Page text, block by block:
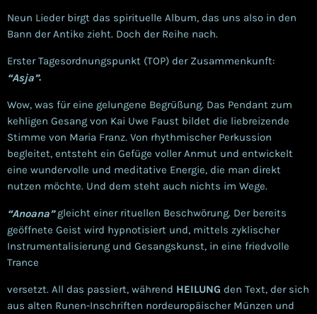
Neun Lieder birgt das spirituelle Album, das uns also in den
Bann der Antike zieht. Doch der Reihe nach.
Erster Tagesordnungspunkt (TOP) der Zusammenkunft:
“Asja”.
Wow, was für eine gelungene Begrüßung. Das Pendant zum
kehligen Gesang von Kai Uwe Faust bildet die liebreizende
Stimme von Maria Franz. Von rhythmischer Perkussion
begleitet, entsteht ein Gefüge voller Anmut und entwickelt
eine wundervolle und meditative Energie, die man direkt
nutzen möchte. Und dem steht auch nichts im Wege.
“Anoana” gleicht einer rituellen Beschwörung. Der bereits
geöffnete Geist wird hypnotisiert und, mittels zyklischer
Instrumentalisierung und Gesangskunst, in eine friedvolle
Trance
versetzt. All das passiert, während HEILUNG den Text, der sich
aus alten Runen-Inschriften nordeuropäischer Münzen und